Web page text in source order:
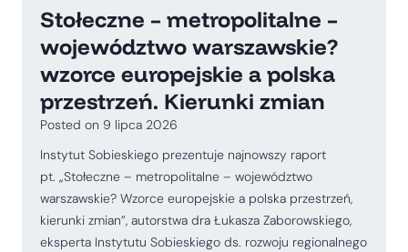
Stołeczne – metropolitalne –
województwo warszawskie?
wzorce europejskie a polska
przestrzeń. Kierunki zmian
Posted on 9 lipca 2026
Instytut Sobieskiego prezentuje najnowszy raport
pt. „Stołeczne – metropolitalne – województwo
warszawskie? Wzorce europejskie a polska przestrzeń,
kierunki zmian”, autorstwa dra Łukasza Zaborowskiego,
eksperta Instytutu Sobieskiego ds. rozwoju regionalnego